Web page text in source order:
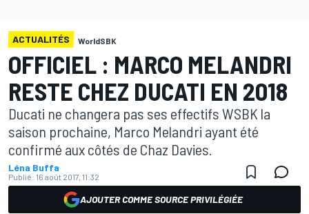
ACTUALITÉS WorldSBK
OFFICIEL : MARCO MELANDRI
RESTE CHEZ DUCATI EN 2018
Ducati ne changera pas ses effectifs WSBK la
saison prochaine, Marco Melandri ayant été
confirmé aux côtés de Chaz Davies.
Léna Buffa
Publié: 16 août 2017, 11:32
AJOUTER COMME SOURCE PRIVILÉGIÉE